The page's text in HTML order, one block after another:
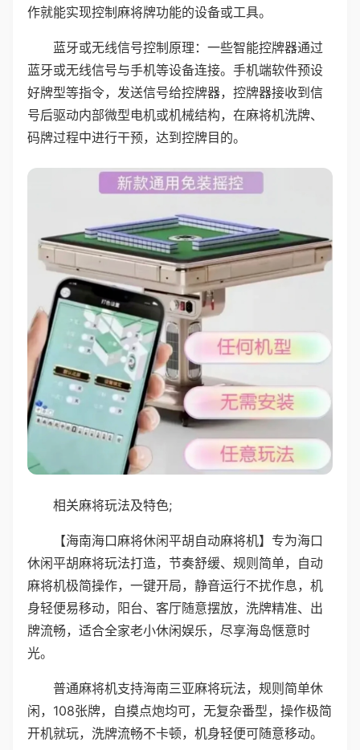
作就能实现控制麻将牌功能的设备或工具。
蓝牙或无线信号控制原理：一些智能控牌器通过
蓝牙或无线信号与手机等设备连接。手机端软件预设
好牌型等指令，发送信号给控牌器，控牌器接收到信
号后驱动内部微型电机或机械结构，在麻将机洗牌、
码牌过程中进行干预，达到控牌目的。
相关麻将玩法及特色;
【海南海口麻将休闲平胡自动麻将机】专为海口
休闲平胡麻将玩法打造，节奏舒缓、规则简单，自动
麻将机极简操作，一键开局，静音运行不扰作息，机
身轻便易移动，阳台、客厅随意摆放，洗牌精准、出
牌流畅，适合全家老小休闲娱乐，尽享海岛惬意时
光。
普通麻将机支持海南三亚麻将玩法，规则简单休
闲，108张牌，自摸点炮均可，无复杂番型，操作极简
开机就玩，洗牌流畅不卡顿，机身轻便可随意移动。